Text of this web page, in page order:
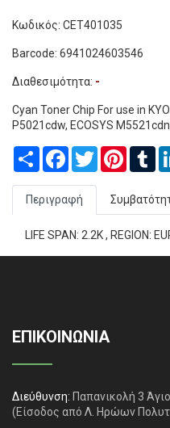
Κωδικός: CET401035
Barcode: 6941024603546
Διαθεσιμότητα: -
Cyan Toner Chip For use in
P5021cdw, ECOSYS
Share Facebook
TwitterPinterest
Περιγραφή
LIFE SPAN: 2.2K , REGION:
ΕΠΙΚΟΙΝΩΝΙΑ
Διεύθυνση: Παπανικολή 3
(Είσοδος από Λ. Ηρώων